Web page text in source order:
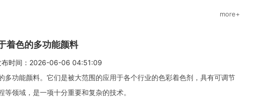
more+
着色的多功能颜料
时间：2026-06-06 04:51:09
功能颜料。它们是被大范围的应用于各个行业的色彩着色剂，具有可调节
领域，是一项十分重要和复杂的技术。